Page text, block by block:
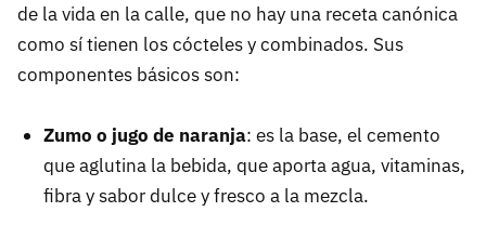
de la vida en la calle, que no hay una receta canónica
como sí tienen los cócteles y combinados. Sus
componentes básicos son:
Zumo o jugo de naranja: es la base, el cemento
que aglutina la bebida, que aporta agua, vitaminas,
fibra y sabor dulce y fresco a la mezcla.